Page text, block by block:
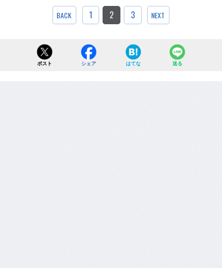
BACK 1 2 3 NEXT
ポスト シェア はてな 送る